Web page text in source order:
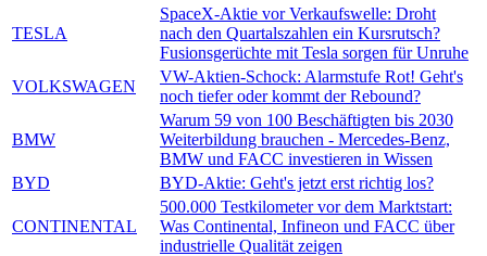
TESLA
SpaceX-Aktie vor Verkaufswelle: Droht
nach den Quartalszahlen ein Kursrutsch?
Fusionsgerüchte mit Tesla sorgen für Unruhe
VOLKSWAGEN
VW-Aktien-Schock: Alarmstufe Rot! Geht's
noch tiefer oder kommt der Rebound?
BMW
Warum 59 von 100 Beschäftigten bis 2030
Weiterbildung brauchen - Mercedes-Benz,
BMW und FACC investieren in Wissen
BYD
BYD-Aktie: Geht's jetzt erst richtig los?
CONTINENTAL
500.000 Testkilometer vor dem Marktstart:
Was Continental, Infineon und FACC über
industrielle Qualität zeigen